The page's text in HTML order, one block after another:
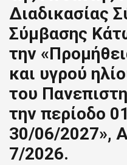
Διαδικασίας
Σύμβασης
την
και υγρού
του
την περίοδο
30/06/2027»,
7/2026.